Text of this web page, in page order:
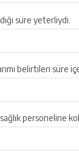
süre yeterliydi.
belirtilen süre
personeline